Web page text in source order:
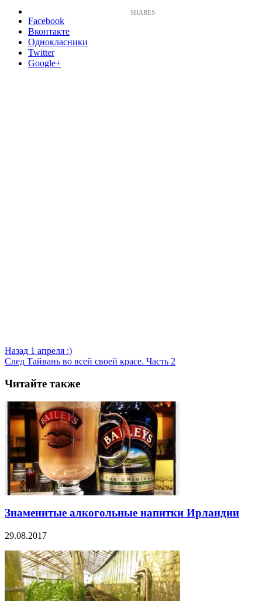
Facebook
Вконтакте
Однокласники
Twitter
Google+
Назад 1 апреля :)
След Тайвань во всей своей красе. Часть 2
Читайте также
Знаменитые алкогольные напитки Ирландии
29.08.2017